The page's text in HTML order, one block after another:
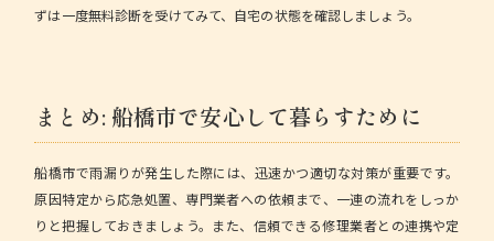
ずは一度無料診断を受けてみて、自宅の状態を確認しましょう。
まとめ: 船橋市で安心して暮らすために
船橋市で雨漏りが発生した際には、迅速かつ適切な対策が重要です。
原因特定から応急処置、専門業者への依頼まで、一連の流れをしっか
りと把握しておきましょう。また、信頼できる修理業者との連携や定